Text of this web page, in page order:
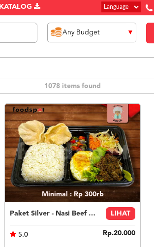
KATALOG
1078 items found
Minimal : Rp 300rb
Paket Silver - Nasi Beef Teriyaki LIHAT
5.0 Rp.20.000